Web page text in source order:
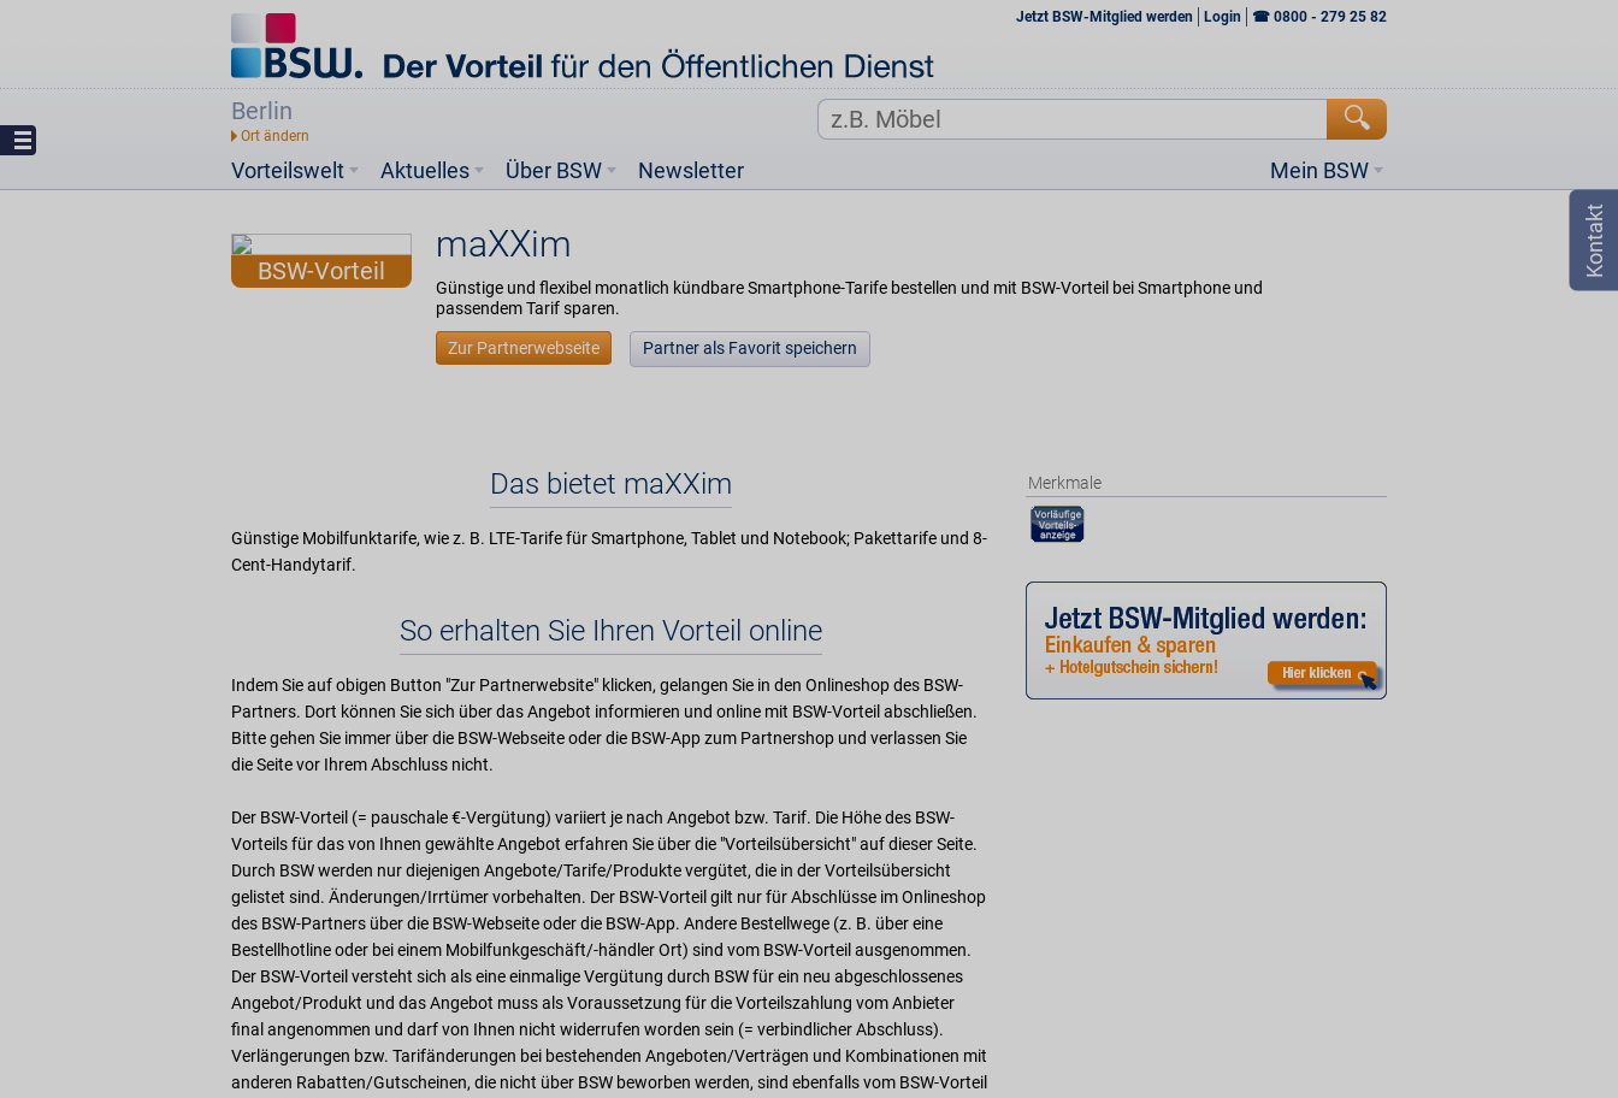
Jetzt BSW-Mitglied werden Login ☎ 0800 - 279 25 82
Berlin
Vorteilswelt Mein BSW
Aktuelles Über BSW Newsletter
BSW-Vorteil
maXXim
Günstige und flexibel monatlich kündbare Smartphone-Tarife bestellen und mit BSW-Vorteil bei Smartphone und
passendem Tarif sparen.
Zur Partnerwebseite Partner als Favorit speichern
Das bietet maXXim
Günstige Mobilfunktarife, wie z. B. LTE-Tarife für Smartphone, Tablet und Notebook; Pakettarife und 8-
Cent-Handytarif.
So erhalten Sie Ihren Vorteil online
Indem Sie auf obigen Button "Zur Partnerwebsite" klicken, gelangen Sie in den Onlineshop des BSW-
Partners. Dort können Sie sich über das Angebot informieren und online mit BSW-Vorteil abschließen.
Bitte gehen Sie immer über die BSW-Webseite oder die BSW-App zum Partnershop und verlassen Sie
die Seite vor Ihrem Abschluss nicht.
Der BSW-Vorteil (= pauschale €-Vergütung) variiert je nach Angebot bzw. Tarif. Die Höhe des BSW-
Vorteils für das von Ihnen gewählte Angebot erfahren Sie über die "Vorteilsübersicht" auf dieser Seite.
Durch BSW werden nur diejenigen Angebote/Tarife/Produkte vergütet, die in der Vorteilsübersicht
gelistet sind. Änderungen/Irrtümer vorbehalten. Der BSW-Vorteil gilt nur für Abschlüsse im Onlineshop
des BSW-Partners über die BSW-Webseite oder die BSW-App. Andere Bestellwege (z. B. über eine
Bestellhotline oder bei einem Mobilfunkgeschäft/-händler Ort) sind vom BSW-Vorteil ausgenommen.
Der BSW-Vorteil versteht sich als eine einmalige Vergütung durch BSW für ein neu abgeschlossenes
Angebot/Produkt und das Angebot muss als Voraussetzung für die Vorteilszahlung vom Anbieter
final angenommen und darf von Ihnen nicht widerrufen worden sein (= verbindlicher Abschluss).
Verlängerungen bzw. Tarifänderungen bei bestehenden Angeboten/Verträgen und Kombinationen mit
anderen Rabatten/Gutscheinen, die nicht über BSW beworben werden, sind ebenfalls vom BSW-Vorteil
Merkmale